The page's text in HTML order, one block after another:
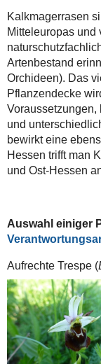
Kalkmagerrasen
Mitteleuropas und
Artenbestand
Orchideen). Das
Pflanzendecke
und
bewirkt eine
Hessen trifft man
und Ost-Hessen
Auswahl einiger
Aufrechte Trespe (